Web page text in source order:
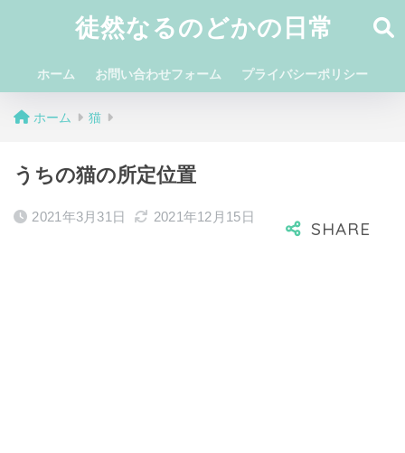
徒然なるのどかの日常
ホーム お問い合わせフォーム プライバシーポリシー
ホーム 猫
うちの猫の所定位置
2021年3月31日 2021年12月15日